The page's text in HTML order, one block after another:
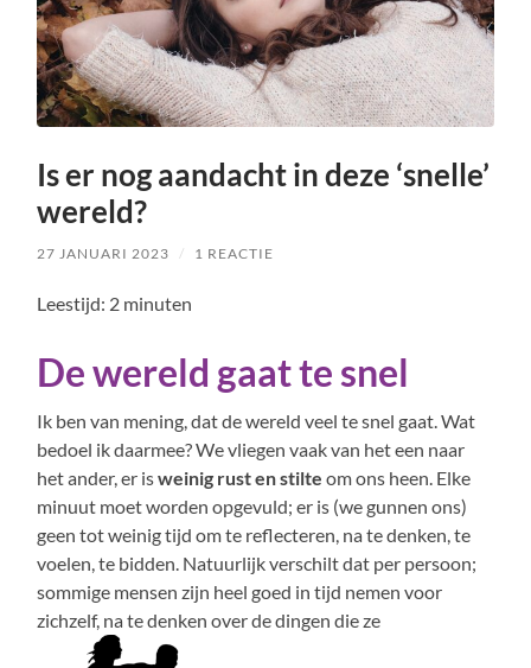
Is er nog aandacht in deze ‘snelle’
wereld?
27 JANUARI 2023 / 1 REACTIE
Leestijd: 2 minuten
De wereld gaat te snel
Ik ben van mening, dat de wereld veel te snel gaat. Wat
bedoel ik daarmee? We vliegen vaak van het een naar
het ander, er isweinig rust en stilte om ons heen. Elke
minuut moet worden opgevuld; er is (we gunnen ons)
geen tot weinig tijd om te reflecteren, na te denken, te
voelen, te bidden. Natuurlijk verschilt dat per persoon;
sommige mensen zijn heel goed in tijd nemen voor
zichzelf, na te denken over de dingen die ze